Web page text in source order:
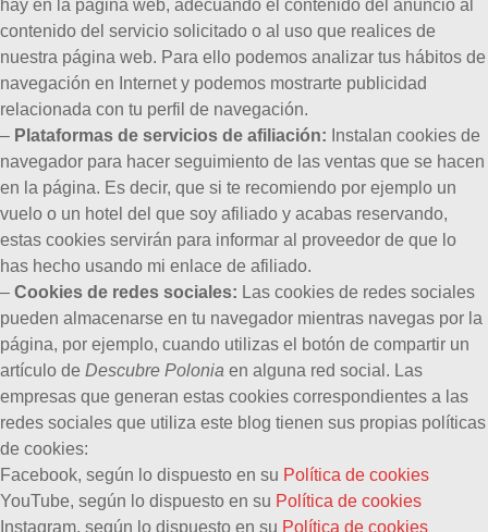
hay en la página web, adecuando el contenido del anuncio al
contenido del servicio solicitado o al uso que realices de
nuestra página web. Para ello podemos analizar tus hábitos de
navegación en Internet y podemos mostrarte publicidad
relacionada con tu perfil de navegación.
– Plataformas de servicios de afiliación: Instalan cookies de
navegador para hacer seguimiento de las ventas que se hacen
en la página. Es decir, que si te recomiendo por ejemplo un
vuelo o un hotel del que soy afiliado y acabas reservando,
estas cookies servirán para informar al proveedor de que lo
has hecho usando mi enlace de afiliado.
– Cookies de redes sociales: Las cookies de redes sociales
pueden almacenarse en tu navegador mientras navegas por la
página, por ejemplo, cuando utilizas el botón de compartir un
artículo de Descubre Polonia en alguna red social. Las
empresas que generan estas cookies correspondientes a las
redes sociales que utiliza este blog tienen sus propias políticas
de cookies:
Facebook, según lo dispuesto en su Política de cookies
YouTube, según lo dispuesto en su Política de cookies
Instagram, según lo dispuesto en su Política de cookies